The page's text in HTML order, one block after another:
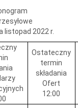
listopad 2022 r.
Ostateczny
termin
składania
Ofert
12:00